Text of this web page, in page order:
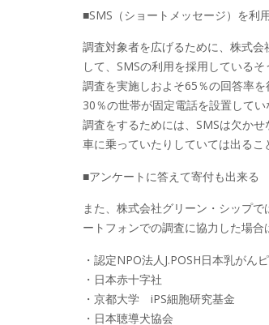
■SMS（ショートメッセージ）を利
調査対象者を広げるために、株式
して、SMSの利用を採用している
調査を実施しおよそ65％の回答率
30％の世帯が固定電話を設置して
調査をするためには、SMSは欠か
車に乗っていたりしていては出るこ
■アンケートに答えて寄付も出来る
また、株式会社グリーン・シップ
ートフォンでの調査に協力した場合
・認定NPO法人J.POSH日本乳がん
・日本赤十字社
・京都大学 iPS細胞研究基金
・日本聴導犬協会